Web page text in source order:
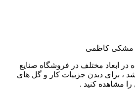
مشکی کاظمی
ابعاد مختلف در فروشگاه صنایع
، برای دیدن جزییات کار و گل های
مشاهده کنید .